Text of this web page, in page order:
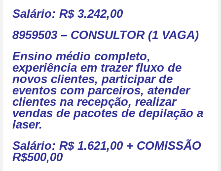
Salário: R$ 3.242,00
8959503 – CONSULTOR (1 VAGA)
Ensino médio completo,
experiência em trazer fluxo de
novos clientes, participar de
eventos com parceiros, atender
clientes na recepção, realizar
vendas de pacotes de depilação a
laser.
Salário: R$ 1.621,00 + COMISSÃO
R$500,00